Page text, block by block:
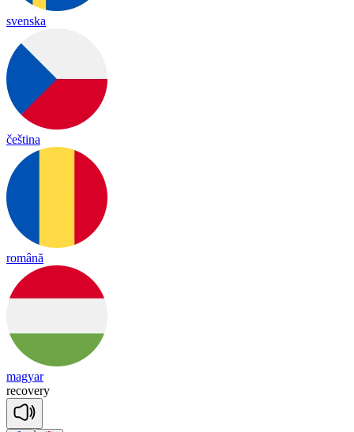
svenska
čeština
română
magyar
recovery